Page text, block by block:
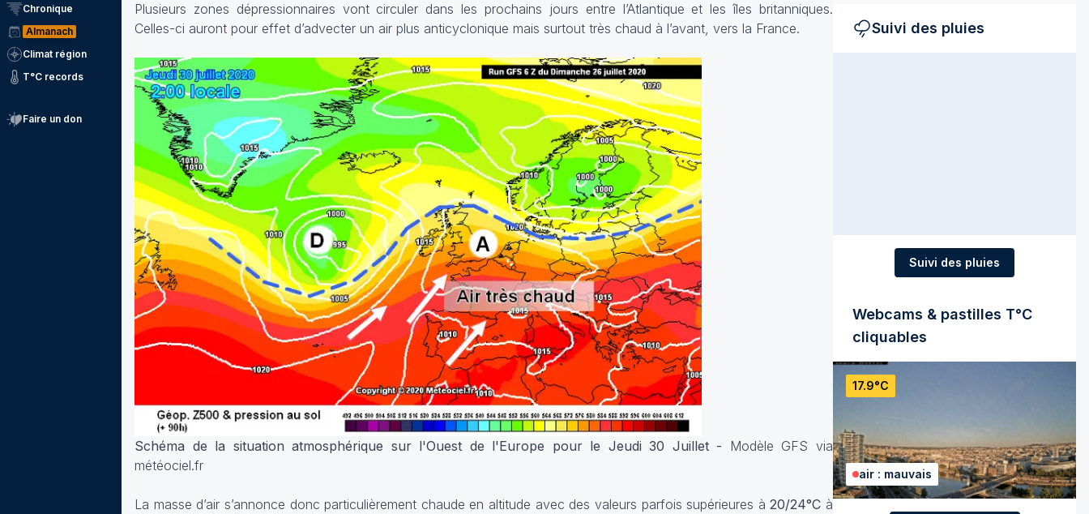
Chronique
Almanach
Climat région
T°C records
Faire un don
Plusieurs zones dépressionnaires vont circuler dans les prochains jours entre l’Atlantique et les îles britanniques.
Celles-ci auront pour effet d’advecter un air plus anticyclonique mais surtout très chaud à l’avant, vers la France.
Schéma de la situation atmosphérique sur l'Ouest de l'Europe pour le Jeudi 30 Juillet - Modèle GFS via
météociel.fr
La masse d’air s’annonce donc particulièrement chaude en altitude avec des valeurs parfois supérieures à20/24°C à
Suivi des pluies
Suivi des pluies
Webcams & pastilles T°C
cliquables
17.9°C
air : mauvais